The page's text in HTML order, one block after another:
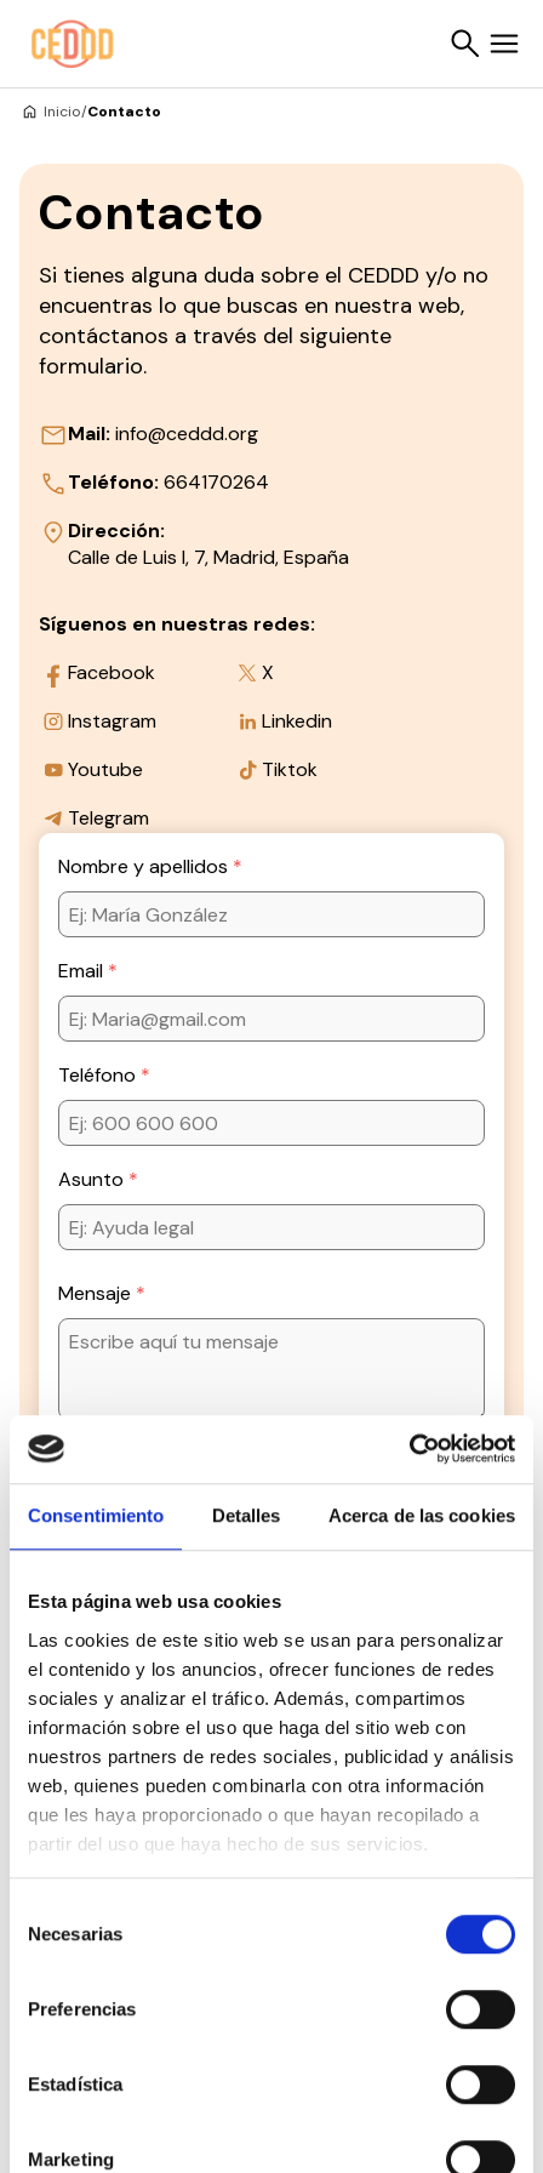
Consentimiento Detalles Acerca de las cookies
Esta página web usa cookies
Las cookies de este sitio web se usan para personalizar
el contenido y los anuncios, ofrecer funciones de redes
sociales y analizar el tráfico. Además, compartimos
información sobre el uso que haga del sitio web con
nuestros partners de redes sociales, publicidad y análisis
web, quienes pueden combinarla con otra información
que les haya proporcionado o que hayan recopilado a
partir del uso que haya hecho de sus servicios.
Necesarias
Preferencias
Estadística
Marketing
Buscar
Inicio/Contacto
Contacto
Si tienes alguna duda sobre el CEDDD y/o no
encuentras lo que buscas en nuestra web,
contáctanos a través del siguiente
formulario.
Mail: info@ceddd.org
Teléfono: 664170264
Dirección:
Calle de Luis I, 7, Madrid, España
Síguenos en nuestras redes:
Facebook
X
Instagram
Linkedin
Youtube
Tiktok
Telegram
Nombre y apellidos
Email
Teléfono
Asunto
Mensaje
Los datos facilitados a través de este formulario
serán tratados por el CONSEJO ESPAÑOL PARA LA
DEFENSA DE LAS PERSONAS CON DISCAPACIDAD Y
DEPENDENCIA (CEDDD), con la finalidad de atender su
del interesado y, en su caso, la aplicación de medidas
b RGPD).
Puede ejercer sus derechos en materia de protección
de datos a través del correo electrónico:
info@ceddd.org
Más información en nuestra Política de Privacidad.
He leído y acepto laspolíticas de privacidad
Quiero suscribirme a la newsletter
Enviar
¿Dónde encontrarnos?
Dirección: